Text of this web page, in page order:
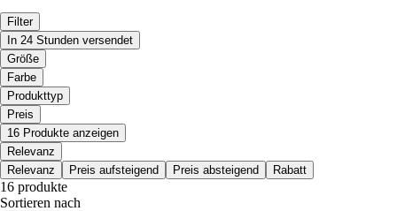
Filter
In 24 Stunden versendet
Größe
Farbe
Produkttyp
Preis
16 Produkte anzeigen
Relevanz
Relevanz
Preis aufsteigend Preis absteigend Rabatt
16 produkte
Sortieren nach